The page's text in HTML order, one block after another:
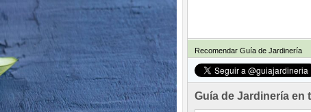
Recomendar Guía de Jardinería
Guía de Jardinería en